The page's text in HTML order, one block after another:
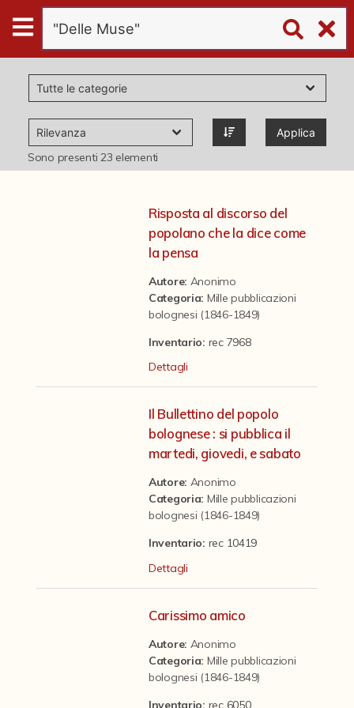
Digital
Humanities
Donazioni
Pubblicazioni
Il progetto Digital Humanities
Applica
Sono presenti23 elementi
Risposta al discorso del
popolano che la dice come
la pensa
Autore: Anonimo
Categoria: Mille pubblicazioni
bolognesi (1846-1849)
Inventario: rec 7968
Dettagli
Il Bullettino del popolo
bolognese : si pubblica il
martedi, giovedi, e sabato
Autore: Anonimo
Categoria: Mille pubblicazioni
bolognesi (1846-1849)
Inventario: rec 10419
Dettagli
Carissimo amico
Autore: Anonimo
Categoria: Mille pubblicazioni
bolognesi (1846-1849)
Inventario: rec 6050